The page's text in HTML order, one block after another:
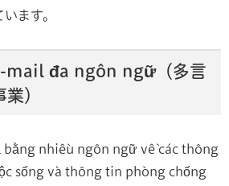
ます。
mail đa ngôn ngữ（多言
）
nhiều ngôn ngữ về các thông
sống và thông tin phòng chống